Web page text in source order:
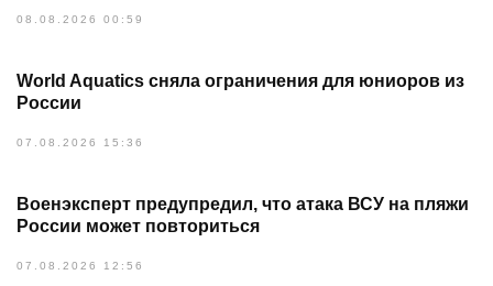
08.08.2026 00:59
World Aquatics сняла ограничения для юниоров из
России
07.08.2026 15:36
Военэксперт предупредил, что атака ВСУ на пляжи
России может повториться
07.08.2026 12:56